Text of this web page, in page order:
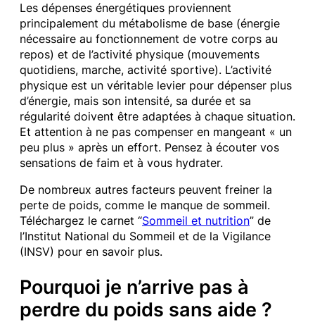
Les dépenses énergétiques proviennent
principalement du métabolisme de base (énergie
nécessaire au fonctionnement de votre corps au
repos) et de l’activité physique (mouvements
quotidiens, marche, activité sportive). L’activité
physique est un véritable levier pour dépenser plus
d’énergie, mais son intensité, sa durée et sa
régularité doivent être adaptées à chaque situation.
Et attention à ne pas compenser en mangeant « un
peu plus » après un effort. Pensez à écouter vos
sensations de faim et à vous hydrater.
De nombreux autres facteurs peuvent freiner la
perte de poids, comme le manque de sommeil.
Téléchargez le carnet “Sommeil et nutrition” de
l’Institut National du Sommeil et de la Vigilance
(INSV) pour en savoir plus.
Pourquoi je n’arrive pas à
perdre du poids sans aide ?